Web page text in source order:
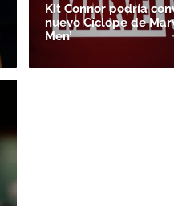
Kit Connor podría
nuevo Cíclope de
Men’